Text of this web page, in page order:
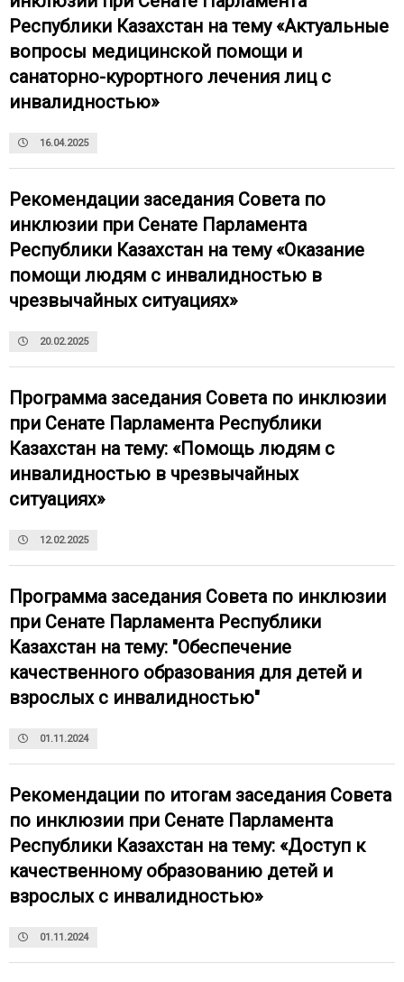
Республики Казахстан на тему «Актуальные
вопросы медицинской помощи и
санаторно-курортного лечения лиц с
инвалидностью»
16.04.2025
Рекомендации заседания Совета по
инклюзии при Сенате Парламента
Республики Казахстан на тему «Оказание
помощи людям с инвалидностью в
чрезвычайных ситуациях»
20.02.2025
Программа заседания Совета по инклюзии
при Сенате Парламента Республики
Казахстан на тему: «Помощь людям с
инвалидностью в чрезвычайных
ситуациях»
12.02.2025
Программа заседания Совета по инклюзии
при Сенате Парламента Республики
Казахстан на тему: "Обеспечение
качественного образования для детей и
взрослых с инвалидностью"
01.11.2024
Рекомендации по итогам заседания Совета
по инклюзии при Сенате Парламента
Республики Казахстан на тему: «Доступ к
качественному образованию детей и
взрослых с инвалидностью»
01.11.2024